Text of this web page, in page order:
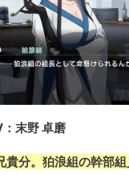
末野 卓磨
貴分。狛浪組の幹部